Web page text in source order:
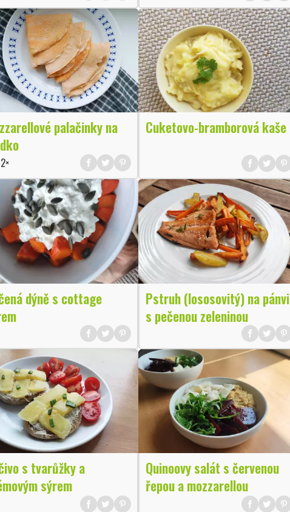
palačinky na
2×
Cuketovo-bramborová kaše
dýně s cottage
Pstruh (lososovitý) na pánvi
s pečenou zeleninou
s tvarůžky a
sýrem
Quinoovy salát s červenou
řepou a mozzarellou